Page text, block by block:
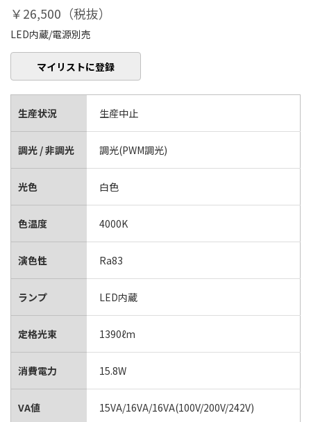
￥26,500（税抜）
LED内蔵/電源別売
マイリストに登録
生産状況 生産中止
調光 / 非調光 調光(PWM調光)
光色 白色
色温度 4000K
演色性 Ra83
ランプ LED内蔵
定格光束 1390ℓm
消費電力 15.8W
VA値 15VA/16VA/16VA(100V/200V/242V)